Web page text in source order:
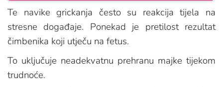
Te navike grickanja često su reakcija tijela na
stresne događaje. Ponekad je pretilost rezultat
čimbenika koji utječu na fetus.
To uključuje neadekvatnu prehranu majke tijekom
trudnoće.